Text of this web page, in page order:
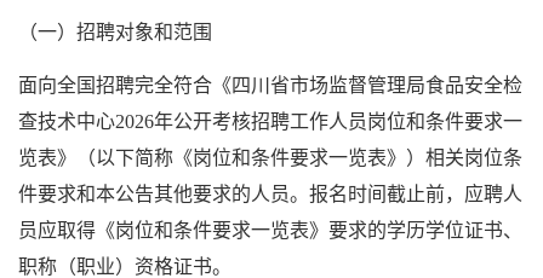
（一）招聘对象和范围
面向全国招聘完全符合《四川省市场监督管理局食品安全检
查技术中心2026年公开考核招聘工作人员岗位和条件要求一
览表》（以下简称《岗位和条件要求一览表》）相关岗位条
件要求和本公告其他要求的人员。报名时间截止前，应聘人
员应取得《岗位和条件要求一览表》要求的学历学位证书、
职称（职业）资格证书。